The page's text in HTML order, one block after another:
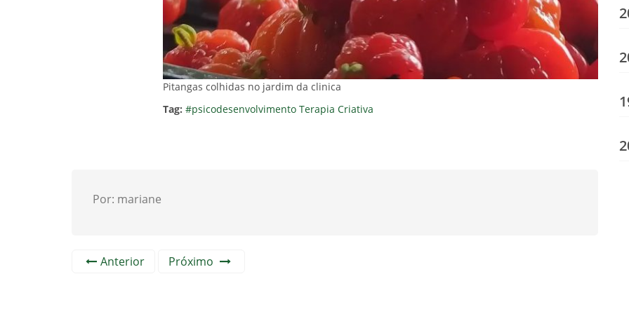
Pitangas colhidas no jardim da clinica
Tag: #psicodesenvolvimento Terapia Criativa
Por: mariane
Anterior Próximo